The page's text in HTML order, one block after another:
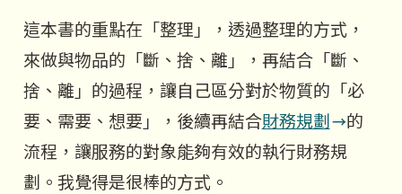
這本書的重點在「整理」，透過整理的方式，
來做與物品的「斷、捨、離」，再結合「斷、
捨、離」的過程，讓自己區分對於物質的「必
要、需要、想要」，後續再結合財務規劃
的
流程，讓服務的對象能夠有效的執行財務規
劃。我覺得是很棒的方式。